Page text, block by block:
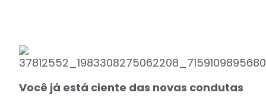
Você já está ciente das novas condutas